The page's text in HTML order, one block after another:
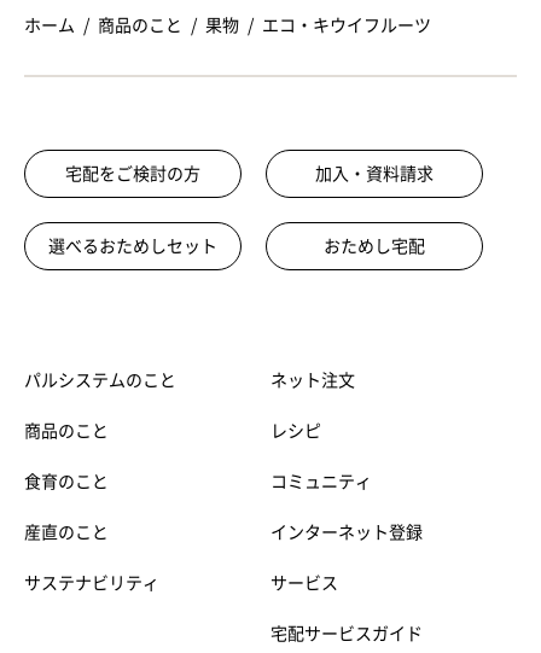
ホーム 商品のこと 果物 エコ・キウイフルーツ
宅配をご検討の方 加入・資料請求
選べるおためしセット おためし宅配
パルシステムのこと
商品のこと
食育のこと
産直のこと
サステナビリティ
ネット注文
レシピ
コミュニティ
インターネット登録
サービス
宅配サービスガイド